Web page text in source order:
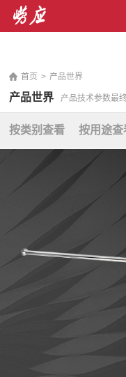
首页 > 产品世界
产品世界 产品技术参数最
按类别查看 按用途查